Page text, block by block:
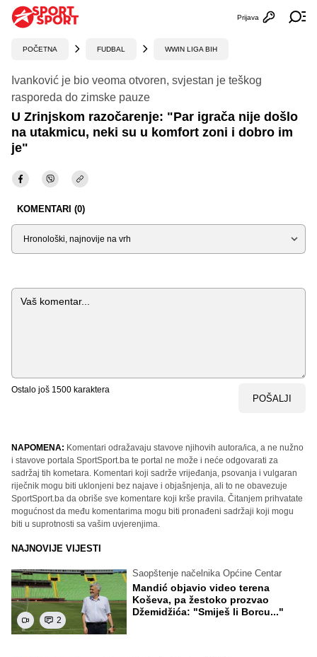
Otvori
Prijava
POČETNA FUDBAL WWIN LIGA BIH
Ivanković je bio veoma otvoren, svjestan je teškog
rasporeda do zimske pauze
U Zrinjskom razočarenje: "Par igrača nije došlo
na utakmicu, neki su u komfort zoni i dobro im
je"
KOMENTARI (0)
Sortiraj
Komentar
Ostalo još 1500 karaktera
POŠALJI
NAPOMENA: Komentari odražavaju stavove njihovih autora/ica, a ne nužno
i stavove portala SportSport.ba te portal ne može i neće odgovarati za
sadržaj tih kometara. Komentari koji sadrže vrijeđanja, psovanja i vulgaran
riječnik mogu biti uklonjeni bez najave i objašnjenja, ali to ne obavezuje
SportSport.ba da obriše sve komentare koji krše pravila. Čitanjem prihvatate
mogućnost da među komentarima mogu biti pronađeni sadržaji koji mogu
biti u suprotnosti sa vašim uvjerenjima.
NAJNOVIJE VIJESTI
2
Saopštenje načelnika Općine Centar
Mandić objavio video terena
Koševa, pa žestoko prozvao
Džemidžića: "Smiješ li Borcu..."